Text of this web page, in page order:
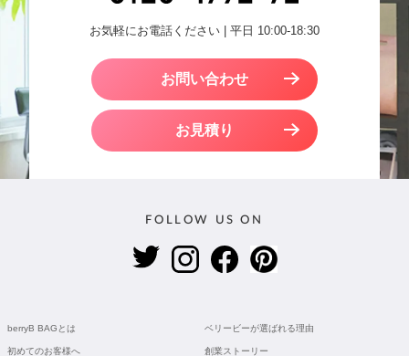
お気軽にお電話ください | 平日 10:00-18:30
お問い合わせ
お見積り
FOLLOW US ON
berryB BAGとは ベリービーが選ばれる理由
初めてのお客様へ 創業ストーリー